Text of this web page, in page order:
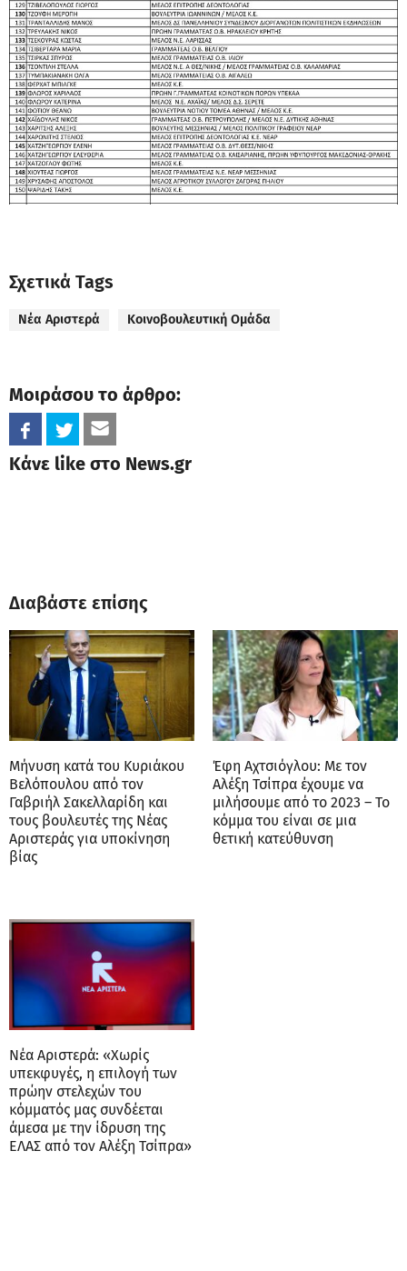
Σχετικά Tags
Νέα Αριστερά Κοινοβουλευτική Ομάδα
Μοιράσου το άρθρο:
Κάνε like στο News.gr
Διαβάστε επίσης
Μήνυση κατά του Κυριάκου
Βελόπουλου από τον
Γαβριήλ Σακελλαρίδη και
τους βουλευτές της Νέας
Αριστεράς για υποκίνηση
βίας
Έφη Αχτσιόγλου: Με τον
Αλέξη Τσίπρα έχουμε να
μιλήσουμε από το 2023 – Το
κόμμα του είναι σε μια
θετική κατεύθυνση
Νέα Αριστερά: «Χωρίς
υπεκφυγές, η επιλογή των
πρώην στελεχών του
κόμματός μας συνδέεται
άμεσα με την ίδρυση της
ΕΛΑΣ από τον Αλέξη Τσίπρα»